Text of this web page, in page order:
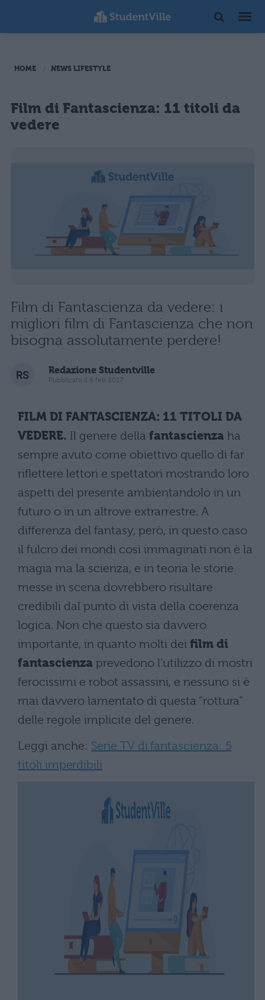
HOME NEWS LIFESTYLE
Film di Fantascienza: 11 titoli da
vedere
Film di Fantascienza da vedere: i
migliori film di Fantascienza che non
bisogna assolutamente perdere!
Redazione Studentville
Pubblicato il 6 feb 2017
FILM DI FANTASCIENZA: 11 TITOLI DA
VEDERE. Il genere della fantascienza ha
sempre avuto come obiettivo quello di far
riflettere lettori e spettatori mostrando loro
aspetti del presente ambientandolo in un
futuro o in un altrove extrarrestre. A
differenza del fantasy, però, in questo caso
il fulcro dei mondi così immaginati non è la
magia ma la scienza, e in teoria le storie
messe in scena dovrebbero risultare
credibili dal punto di vista della coerenza
logica. Non che questo sia davvero
importante, in quanto molti dei film di
fantascienza prevedono l'utilizzo di mostri
ferocissimi e robot assassini, e nessuno si è
mai davvero lamentato di questa “rottura”
delle regole implicite del genere.
Leggi anche: Serie TV di fantascienza: 5
titoli imperdibili